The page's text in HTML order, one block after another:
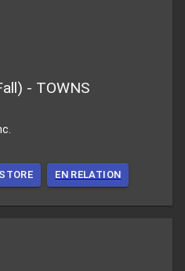
- TOWNS
EN RELATION